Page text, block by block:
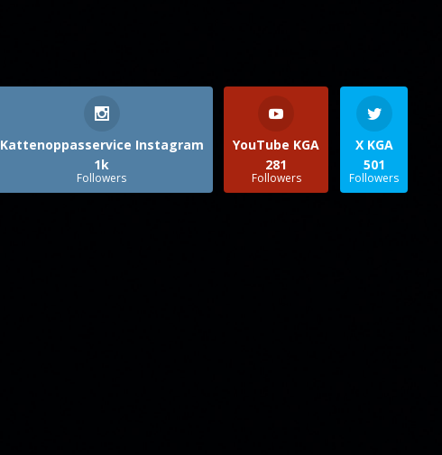
Kattenoppasservice Instagram
1k
Followers
YouTube KGA
281
Followers
X KGA
501
Followers